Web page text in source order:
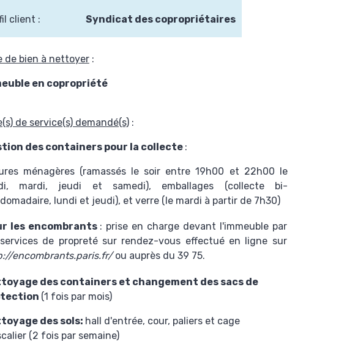
client : Syndicat des copropriétaires
de bien à nettoyer:
en copropriété
de service(s) demandé(s):
des containers pour la collecte :
ménagères (ramassés le soir entre 19h00 et 22h00 le
mardi, jeudi et samedi), emballages (collecte bi-
lundi et jeudi), et verre (le mardi à partir de 7h30)
les encombrants : prise en charge devant l'immeuble par
de propreté sur rendez-vous effectué en ligne sur
encombrants.paris.fr/ou auprès du 39 75.
des containers et changement des sacs de
(1 fois par mois)
des sols: hall d'entrée, cour, paliers et cage
(2 fois par semaine)